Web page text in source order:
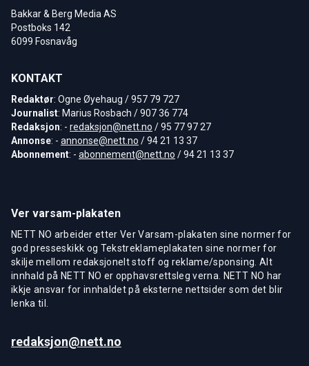
Bakkar & Berg Media AS
Postboks 142
6099 Fosnavåg
KONTAKT
Redaktør: Ogne Øyehaug / 957 79 727
Journalist: Marius Rosbach / 907 36 774
Redaksjon: - redaksjon@nett.no / 95 77 97 27
Annonse: - annonse@nett.no / 94 21 13 37
Abonnement: - abonnement@nett.no / 94 21 13 37
Ver varsam-plakaten
NETT NO arbeider etter Ver Varsam-plakaten sine normer for
god presseskikk og Tekstreklameplakaten sine normer for
skilje mellom redaksjonelt stoff og reklame/sponsing. Alt
innhald på NETT NO er opphavsrettsleg verna. NETT NO har
ikkje ansvar for innhaldet på eksterne nettsider som det blir
lenka til.
redaksjon@nett.no